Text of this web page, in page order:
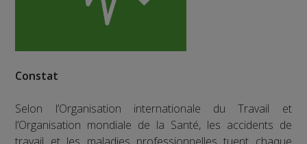
Constat
Selon l’Organisation internationale du Travail et
l’Organisation mondiale de la Santé, les accidents de
travail et les maladies professionnelles tuent chaque